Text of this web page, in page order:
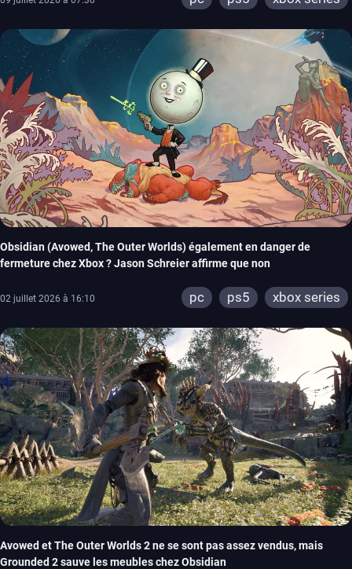
Obsidian (Avowed, The Outer Worlds) également en danger de
fermeture chez Xbox ? Jason Schreier affirme que non
02 juillet 2026 à 16:10 pc ps5 xbox series
Avowed et The Outer Worlds 2 ne se sont pas assez vendus, mais
Grounded 2 sauve les meubles chez Obsidian